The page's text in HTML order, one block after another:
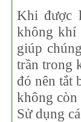
Khi được
không khí
giúp
trần trong
đó nên tắt
không còn
Sử dụng